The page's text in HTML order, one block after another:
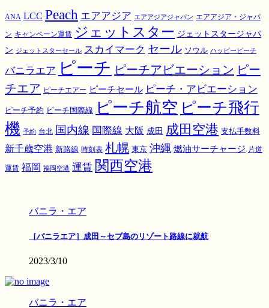
ANA LCC Peach エアアジア エアアジアジャパン エアアジア・ジャパ
ン キャンペーン運賃 ジェットスター ジェットスタージャパ
ン ジェットスターセール スカイマーク セール ソウル ハッピーピーチ
バニラエア ピーチ ピーチアビエーション ピー
チエア ピーチエアー ピーチセール ピーチ・アビエーション
ピーチ予約 ピーチ国際線 ピーチ航空 ピーチ飛行
機 予約 台北 国内線 国際線 大阪 成田 成田空港 支払手数料
新千歳空港 新路線 時刻表 札幌 東京 沖縄 燃油サーチャージ 片道
運賃 福岡 福岡空港 運賃 関西空港
バニラ・エア
［バニラエア］成田～セブ島のリゾート路線に就航
2023/3/10
バニラ・エア